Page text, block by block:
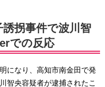
拐事件で波川智
での反応
になり、高知市南金田で発
智央容疑者が逮捕されたこ